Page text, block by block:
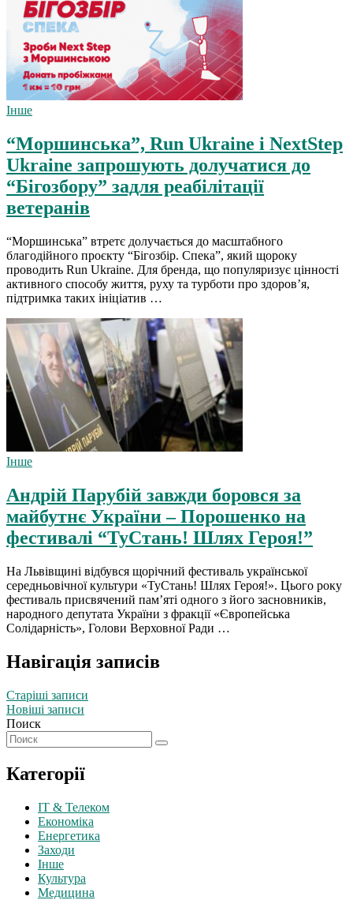
Інше
“Моршинська”, Run Ukraine і NextStep
Ukraine запрошують долучатися до
“Бігозбору” задля реабілітації
ветеранів
“Моршинська” втретє долучається до масштабного
благодійного проєкту “Бігозбір. Спека”, який щороку
проводить Run Ukraine. Для бренда, що популяризує цінності
активного способу життя, руху та турботи про здоров’я,
підтримка таких ініціатив …
Інше
Андрій Парубій завжди боровся за
майбутнє України – Порошенко на
фестивалі “ТуСтань! Шлях Героя!”
На Львівщині відбувся щорічний фестиваль української
середньовічної культури «ТуСтань! Шлях Героя!». Цього року
фестиваль присвячений пам’яті одного з його засновників,
народного депутата України з фракції «Європейська
Солідарність», Голови Верховної Ради …
Навігація записів
Старіші записи
Новіші записи
Поиск
Категорії
IT & Телеком
Економіка
Енергетика
Заходи
Інше
Культура
Медицина